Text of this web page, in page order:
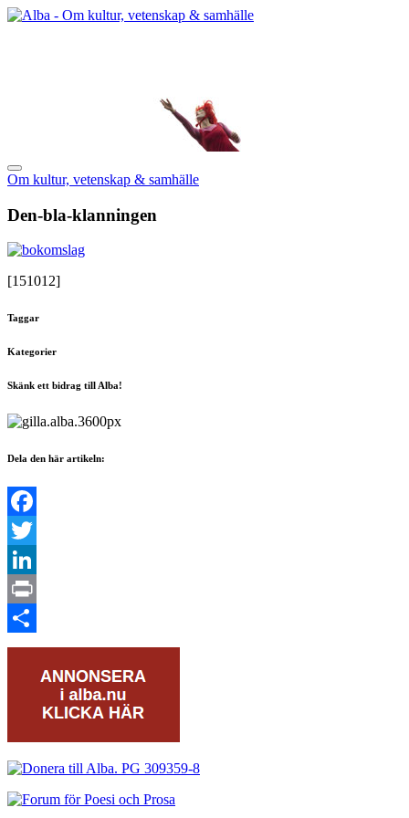
Om kultur, vetenskap & samhälle
Den-bla-klanningen
[151012]
Taggar
Kategorier
Skänk ett bidrag till Alba!
Dela den här artikeln:
Facebook
Twitter
LinkedIn
Print
Dela